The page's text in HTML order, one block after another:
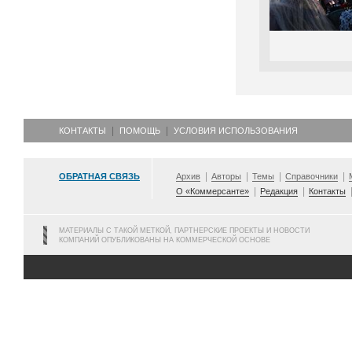
КОНТАКТЫ ПОМОЩЬ УСЛОВИЯ ИСПОЛЬЗОВАНИЯ
ОБРАТНАЯ СВЯЗЬ Архив Авторы Темы Справочники
О «Коммерсанте»
Редакция Контакты
МАТЕРИАЛЫ С ТАКОЙ МЕТКОЙ, ПАРТНЕРСКИЕ ПРОЕКТЫ И НОВОСТИ
КОМПАНИЙ ОПУБЛИКОВАНЫ НА КОММЕРЧЕСКОЙ ОСНОВЕ